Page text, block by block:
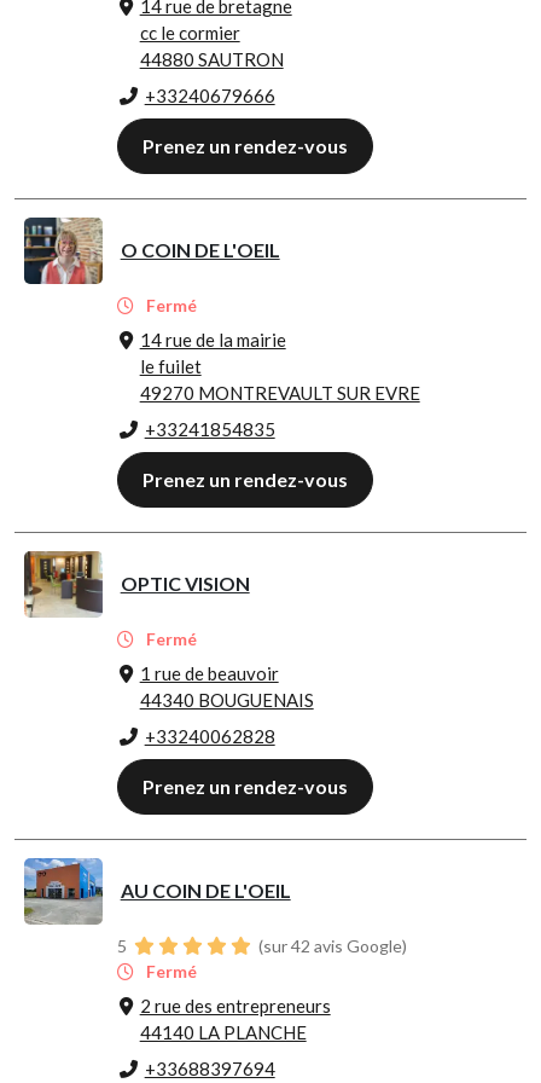
14 rue de bretagne
cc le cormier
44880 SAUTRON
+33240679666
Prenez un rendez-vous
O COIN DE L'OEIL
Fermé
14 rue de la mairie
le fuilet
49270 MONTREVAULT SUR EVRE
+33241854835
Prenez un rendez-vous
OPTIC VISION
Fermé
1 rue de beauvoir
44340 BOUGUENAIS
+33240062828
Prenez un rendez-vous
AU COIN DE L'OEIL
5
(sur 42 avis Google)
Fermé
2 rue des entrepreneurs
44140 LA PLANCHE
+33688397694